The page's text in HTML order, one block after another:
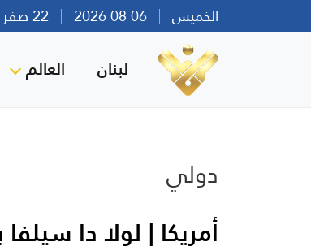
الخميس
لبنان العالم
دولي
أمريكا | لولا دا